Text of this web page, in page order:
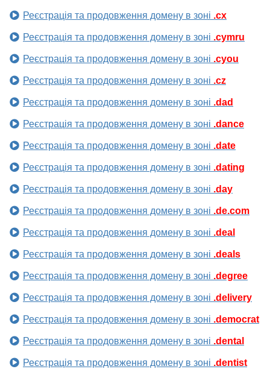
Реєстрація та продовження домену в зоні .cx
Реєстрація та продовження домену в зоні .cymru
Реєстрація та продовження домену в зоні .cyou
Реєстрація та продовження домену в зоні .cz
Реєстрація та продовження домену в зоні .dad
Реєстрація та продовження домену в зоні .dance
Реєстрація та продовження домену в зоні .date
Реєстрація та продовження домену в зоні .dating
Реєстрація та продовження домену в зоні .day
Реєстрація та продовження домену в зоні .de.com
Реєстрація та продовження домену в зоні .deal
Реєстрація та продовження домену в зоні .deals
Реєстрація та продовження домену в зоні .degree
Реєстрація та продовження домену в зоні .delivery
Реєстрація та продовження домену в зоні .democrat
Реєстрація та продовження домену в зоні .dental
Реєстрація та продовження домену в зоні .dentist